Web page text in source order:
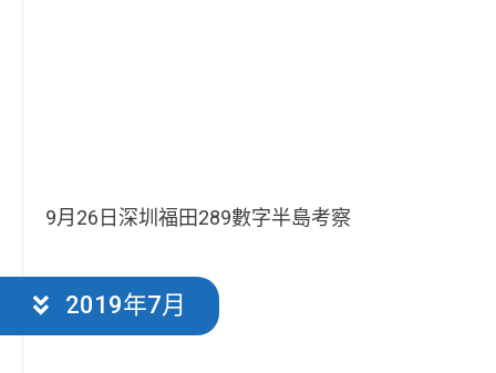
9月26日深圳福田289數字半島考察
2019年7月